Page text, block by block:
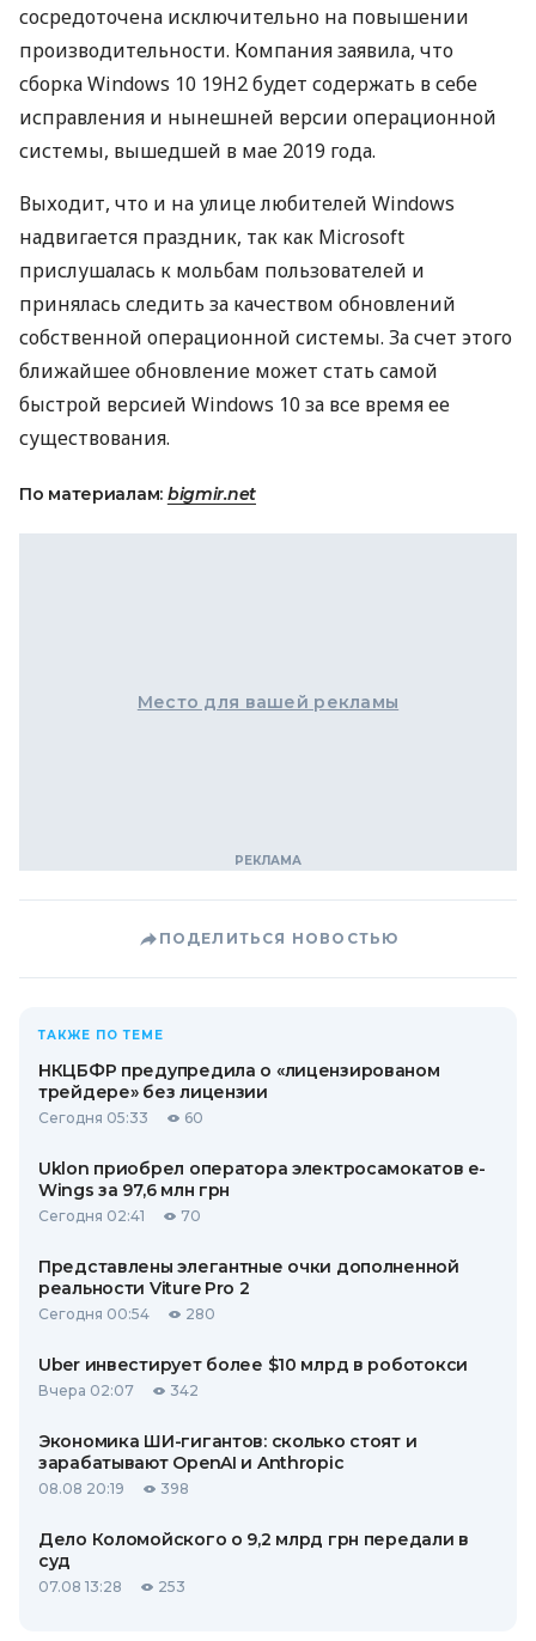
сосредоточена исключительно на повышении
производительности. Компания заявила, что
сборка Windows 10 19H2 будет содержать в себе
исправления и нынешней версии операционной
системы, вышедшей в мае 2019 года.
Выходит, что и на улице любителей Windows
надвигается праздник, так как Microsoft
прислушалась к мольбам пользователей и
принялась следить за качеством обновлений
собственной операционной системы. За счет этого
ближайшее обновление может стать самой
быстрой версией Windows 10 за все время ее
существования.
По материалам: bigmir.net
Место для вашей рекламы
ПОДЕЛИТЬСЯ НОВОСТЬЮ
ТАКЖЕ ПО ТЕМЕ
НКЦБФР предупредила о «лицензированом
трейдере» без лицензии
Сегодня 05:33 60
Uklon приобрел оператора электросамокатов e-
Wings за 97,6 млн грн
Сегодня 02:41 70
Представлены элегантные очки дополненной
реальности Viture Pro 2
Сегодня 00:54 280
Uber инвестирует более $10 млрд в роботокси
Вчера 02:07 342
Экономика ШИ-гигантов: сколько стоят и
зарабатывают OpenAI и Anthropic
08.08 20:19 398
Дело Коломойского о 9,2 млрд грн передали в
суд
07.08 13:28 253